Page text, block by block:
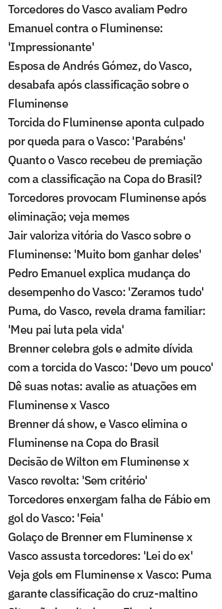
Torcedores do Vasco avaliam Pedro
Emanuel contra o Fluminense:
'Impressionante'
Esposa de Andrés Gómez, do Vasco,
desabafa após classificação sobre o
Fluminense
Torcida do Fluminense aponta culpado
por queda para o Vasco: 'Parabéns'
Quanto o Vasco recebeu de premiação
com a classificação na Copa do Brasil?
Torcedores provocam Fluminense após
eliminação; veja memes
Jair valoriza vitória do Vasco sobre o
Fluminense: 'Muito bom ganhar deles'
Pedro Emanuel explica mudança do
desempenho do Vasco: 'Zeramos tudo'
Puma, do Vasco, revela drama familiar:
'Meu pai luta pela vida'
Brenner celebra gols e admite dívida
com a torcida do Vasco: 'Devo um pouco'
Dê suas notas: avalie as atuações em
Fluminense x Vasco
Brenner dá show, e Vasco elimina o
Fluminense na Copa do Brasil
Decisão de Wilton em Fluminense x
Vasco revolta: 'Sem critério'
Torcedores enxergam falha de Fábio em
gol do Vasco: 'Feia'
Golaço de Brenner em Fluminense x
Vasco assusta torcedores: 'Lei do ex'
Veja gols em Fluminense x Vasco: Puma
garante classificação do cruz-maltino